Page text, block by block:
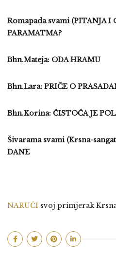
Romapada svami (PITANJA I
PARAMATMA?
Bhn.Mateja: ODA HRAMU
Bhn.Lara: PRIČE O
Bhn.Korina: ČISTOĆA JE
Šivarama svami (Krsna-
DANE
NARUČI svoj primjerak